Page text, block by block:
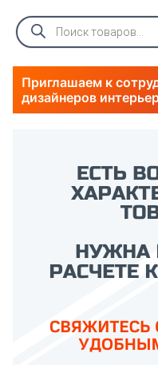
Поиск
товаров
Приглашаем к
дизайнеров